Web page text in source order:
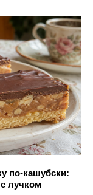
по-кашубски:
лучком